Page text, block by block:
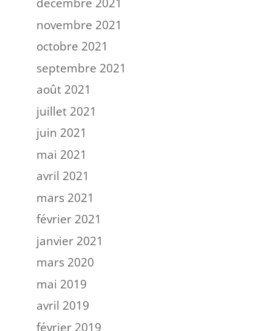
novembre 2021
octobre 2021
septembre 2021
août 2021
juillet 2021
juin 2021
mai 2021
avril 2021
mars 2021
février 2021
janvier 2021
mars 2020
mai 2019
avril 2019
février 2019